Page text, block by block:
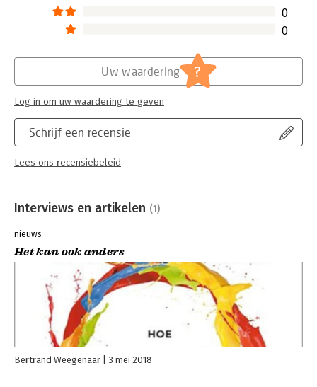
0
0
Schrijf een recensie
Lees ons recensiebeleid
Uw waardering ?
Log in om uw waardering te geven
Interviews en artikelen (1)
nieuws
Het kan ook anders
Bertrand Weegenaar 3 mei 2018